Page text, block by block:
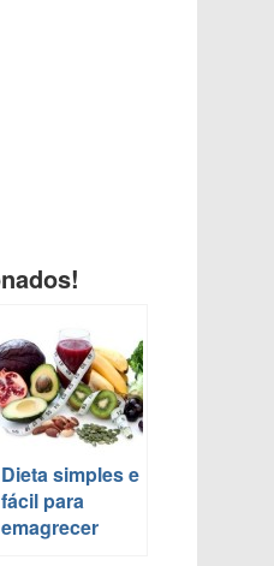
Dieta simples e
fácil para
emagrecer